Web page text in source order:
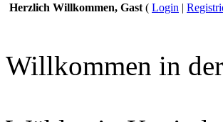
Herzlich Willkommen, Gast ( Login |
Willkommen in